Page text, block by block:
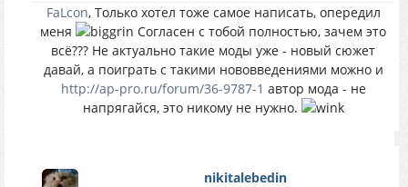
FaLcon, Только хотел тоже самое написать, опередил
меня
Согласен с тобой полностью, зачем это
всё??? Не актуально такие моды уже - новый сюжет
давай, а поиграть с такими нововведениями можно и
http://ap-pro.ru/forum/36-9787-1 автор мода - не
напрягайся, это никому не нужно.
nikitalebedin